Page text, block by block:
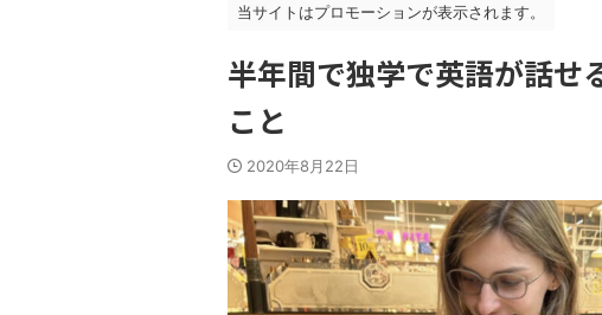
当サイトはプロモーションが表示されます。
半年間で独学で英語が話せ
こと
2020年8月22日